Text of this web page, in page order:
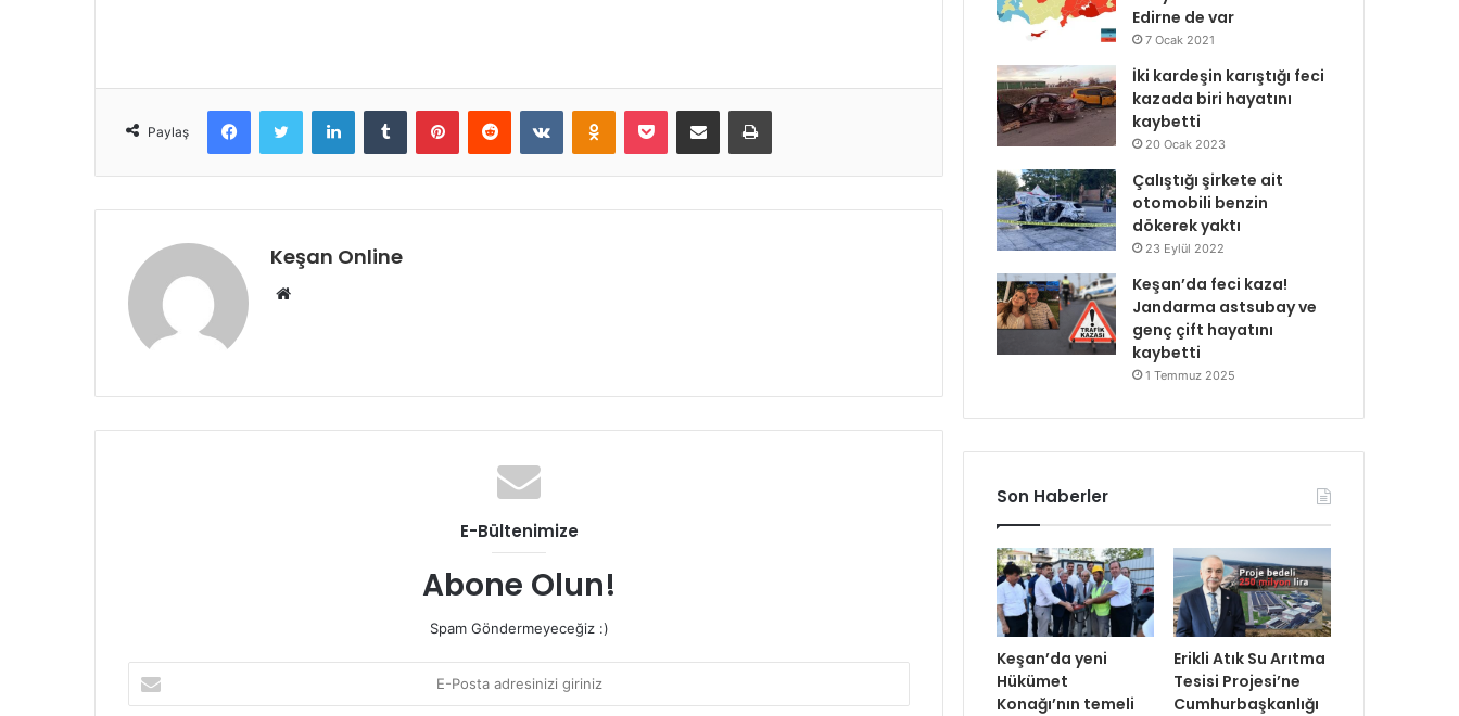
Paylaş
FacebookTwitter LinkedInTumblr PinterestReddit VKontakteOdnoklassniki
Pocket E-Posta ile paylaş Yazdır
Keşan Online
Web
E-Bültenimize
Abone Olun!
Spam Göndermeyeceğiz :)
Posta
Edirne de var
7 Ocak 2021
İki kardeşin karıştığı feci
kazada biri hayatını
kaybetti
20 Ocak 2023
Çalıştığı şirkete ait
otomobili benzin
dökerek yaktı
23 Eylül 2022
Keşan’da feci kaza!
Jandarma astsubay ve
genç çift hayatını
kaybetti
1 Temmuz 2025
Son Haberler
Keşan’da yeni
Hükümet
Konağı’nın temeli
Erikli Atık Su Arıtma
Tesisi Projesi’ne
Cumhurbaşkanlığı